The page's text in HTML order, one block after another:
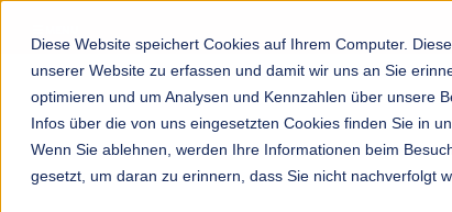
Diese Website speichert Cookies auf Ihrem Computer.
unserer Website zu erfassen und damit wir uns an Sie
optimieren und um Analysen und Kennzahlen über unsere
Infos über die von uns eingesetzten Cookies finden Sie in
Wenn Sie ablehnen, werden Ihre Informationen beim
gesetzt, um daran zu erinnern, dass Sie nicht nachverfolgt